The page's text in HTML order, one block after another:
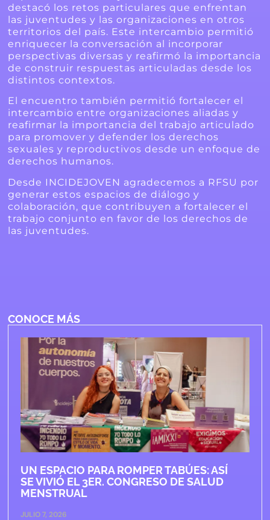
destacó los retos particulares que enfrentan
las juventudes y las organizaciones en otros
territorios del país. Este intercambio permitió
enriquecer la conversación al incorporar
perspectivas diversas y reafirmó la importancia
de construir respuestas articuladas desde los
distintos contextos.
El encuentro también permitió fortalecer el
intercambio entre organizaciones aliadas y
reafirmar la importancia del trabajo articulado
para promover y defender los derechos
sexuales y reproductivos desde un enfoque de
derechos humanos.
Desde INCIDEJOVEN agradecemos a RFSU por
generar estos espacios de diálogo y
colaboración, que contribuyen a fortalecer el
trabajo conjunto en favor de los derechos de
las juventudes.
CONOCE MÁS
UN ESPACIO PARA ROMPER TABÚES: ASÍ
SE VIVIÓ EL 3ER. CONGRESO DE SALUD
MENSTRUAL
JULIO 7, 2026